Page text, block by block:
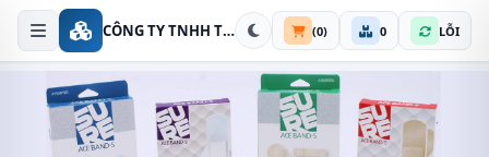
CÔNG TY TNHH THIẾT BỊ AN NINH KIM THÀNH (0) 0 LỖI